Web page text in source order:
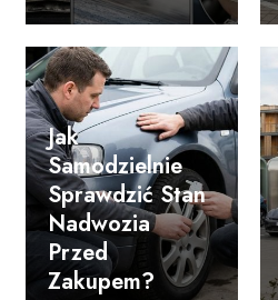
Jak
Samodzielnie
Sprawdzić Stan
Nadwozia
Przed
Zakupem?